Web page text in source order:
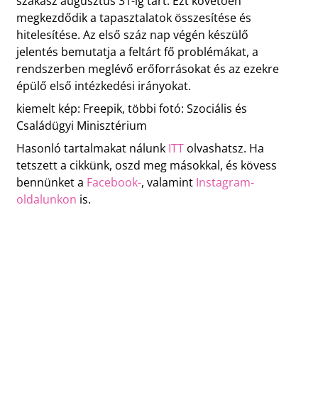
megkezdődik a tapasztalatok összesítése és
hitelesítése. Az első száz nap végén készülő
jelentés bemutatja a feltárt fő problémákat, a
rendszerben meglévő erőforrásokat és az ezekre
épülő első intézkedési irányokat.
kiemelt kép: Freepik, többi fotó: Szociális és
Családügyi Minisztérium
Hasonló tartalmakat nálunk ITTolvashatsz. Ha
tetszett a cikkünk, oszd meg másokkal, és kövess
bennünket a Facebook-, valamint Instagram-
oldalunkon is.